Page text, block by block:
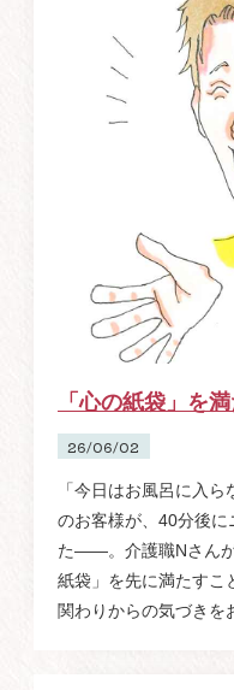
「心の紙袋」を
26/06/02
「今日はお風呂に入
のお客様が、40分後に
た——。介護職Nさん
紙袋」を先に満たすこ
関わりからの気づきを